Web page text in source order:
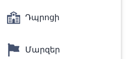
Դպրոցի
Մարզեր